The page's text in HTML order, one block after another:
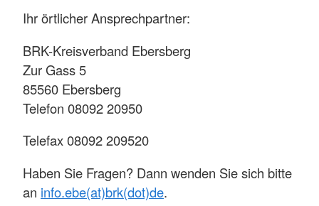
Ihr örtlicher Ansprechpartner:
BRK-Kreisverband Ebersberg
Zur Gass 5
85560 Ebersberg
Telefon 08092 20950
Telefax 08092 209520
Haben Sie Fragen? Dann wenden Sie sich bitte
an info.ebe(at)brk(dot)de.